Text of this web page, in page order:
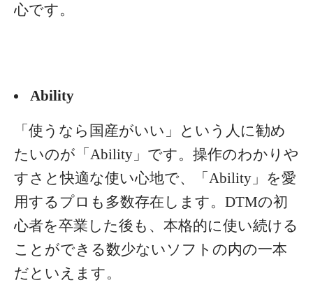
心です。
Ability
「使うなら国産がいい」という人に勧め
たいのが「Ability」です。操作のわかりや
すさと快適な使い心地で、「Ability」を愛
用するプロも多数存在します。DTMの初
心者を卒業した後も、本格的に使い続ける
ことができる数少ないソフトの内の一本
だといえます。